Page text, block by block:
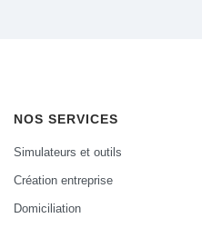
NOS SERVICES
Simulateurs et outils
Création entreprise
Domiciliation